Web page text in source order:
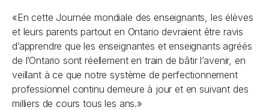
«En cette Journée mondiale des enseignants, les élèves
et leurs parents partout en Ontario devraient être ravis
d’apprendre que les enseignantes et enseignants agréés
de l’Ontario sont réellement en train de bâtir l’avenir, en
veillant à ce que notre système de perfectionnement
professionnel continu demeure à jour et en suivant des
milliers de cours tous les ans.»